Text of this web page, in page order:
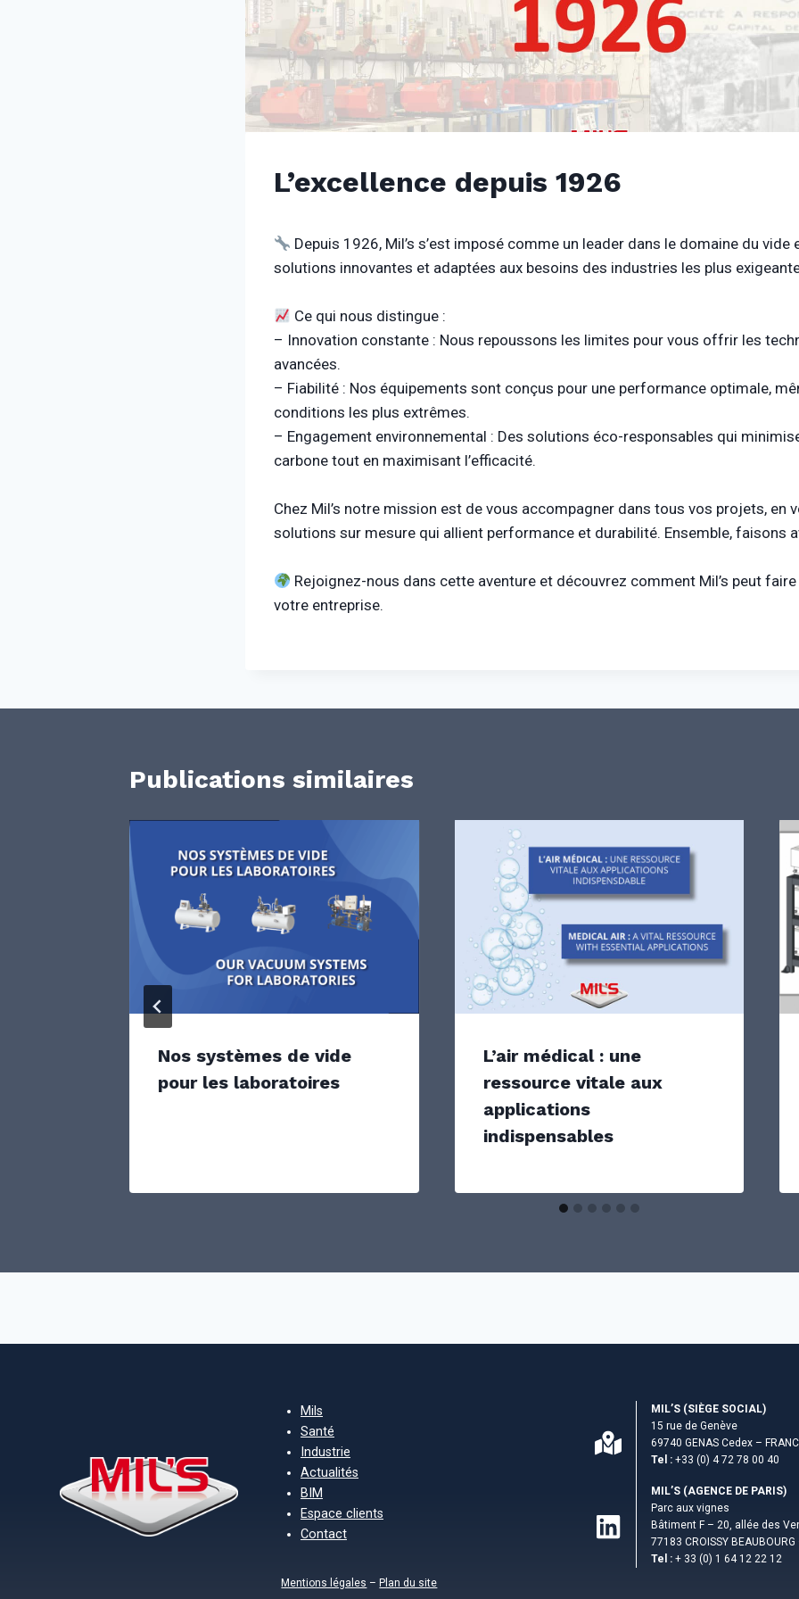
L’excellence depuis 1926
Depuis 1926, Mil’s s’est imposé comme un leader dans le domaine du
solutions innovantes et adaptées aux besoins des industries les plus
Ce qui nous distingue :
– Innovation constante : Nous repoussons les limites pour vous offrir les
avancées.
– Fiabilité : Nos équipements sont conçus pour une performance optimale,
conditions les plus extrêmes.
– Engagement environnemental : Des solutions éco-responsables qui
carbone tout en maximisant l’efficacité.
Chez Mil’s notre mission est de vous accompagner dans tous vos projets, en
solutions sur mesure qui allient performance et durabilité. Ensemble, faisons
Rejoignez-nous dans cette aventure et découvrez comment Mil’s peut
votre entreprise.
Publications similaires
Nos systèmes de vide
pour les laboratoires
L’air médical : une
ressource vitale aux
applications
indispensables
Mils
Santé
Industrie
Actualités
BIM
Espace clients
Contact
MIL’S (S­IÈGE SOCIAL)
15 rue de Genève
69740 GENAS Cedex –
Tel :+33 (0) 4 72 78 00 40
MIL’S (AGENCE DE PARIS)
Parc aux vignes
Bâtiment F – 20, allée des
77183 CROISSY BEAUBOURG
Tel :+ 33 (0) 1 64 12 22 12
Mentions légales – Plan du site